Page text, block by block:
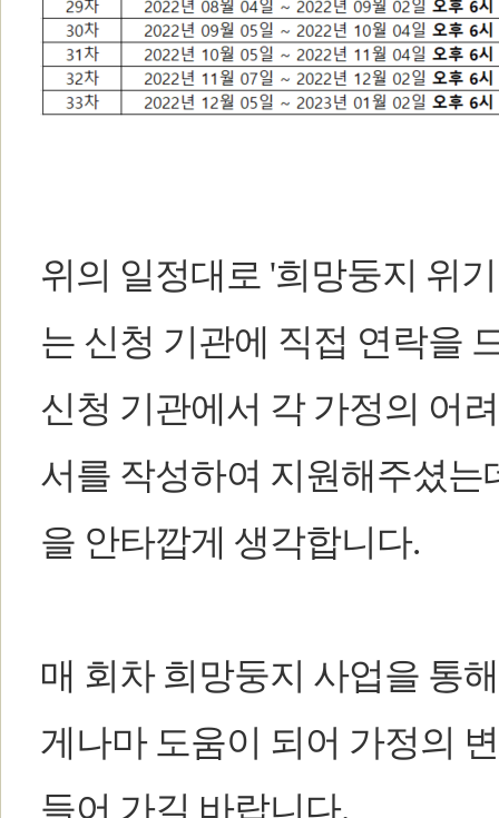
위의 일정대로 '희망둥지 위
는 신청 기관에 직접 연락을
신청 기관에서 각 가정의 어
서를 작성하여 지원해주셨
을 안타깝게 생각합니다.
매 회차 희망둥지 사업을 통
게나마 도움이 되어 가정의
들어 가길 바랍니다.